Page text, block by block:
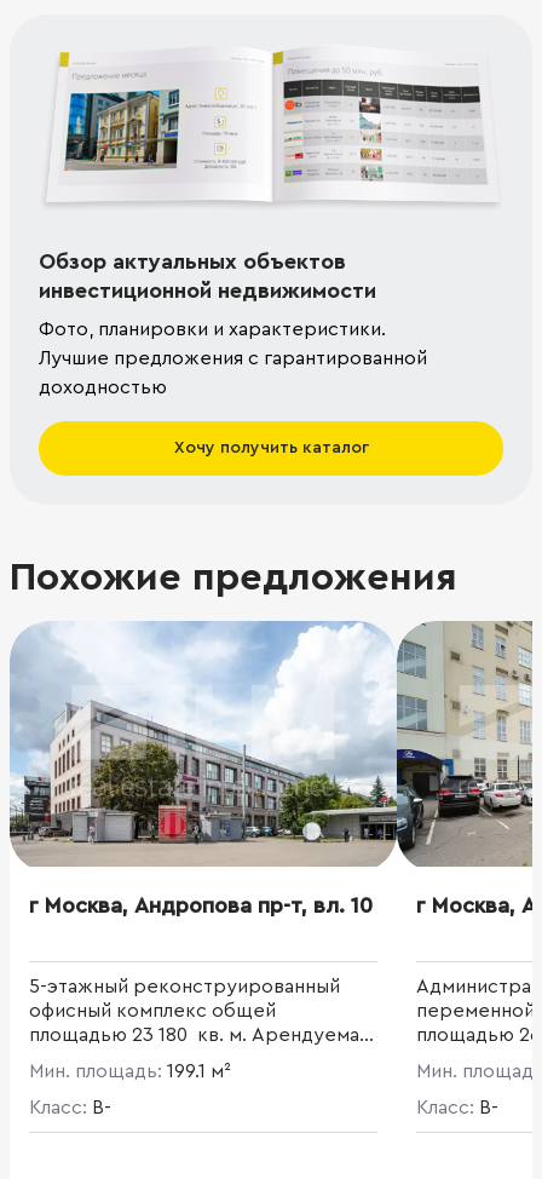
Обзор актуальных объектов
инвестиционной недвижимости
Фото, планировки и характеристики.
Лучшие предложения с гарантированной
доходностью
Хочу получить каталог
Похожие предложения
г Москва, Андропова пр-т, вл. 10
5-этажный реконструированный
офисный комплекс общей
площадью 23 180 кв. м. Арендуемая
площадь составляет 21 193 кв. м.
Высота потолков - 3.4 - 5 м.
Мин. площадь: 199.1 м²
Класс: B-
г Москва,
переменной
площадью 26
Мин.
Класс: B-